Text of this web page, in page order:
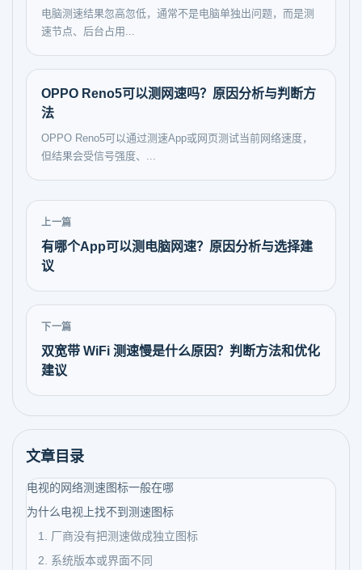
电脑测速结果忽高忽低，通常不是电脑单独出问题，而是测
速节点、后台占用...
OPPO Reno5可以测网速吗？原因分析与判断方
法
OPPO Reno5可以通过测速App或网页测试当前网络速度，
但结果会受信号强度、...
上一篇
有哪个App可以测电脑网速？原因分析与选择建
议
下一篇
双宽带 WiFi 测速慢是什么原因？判断方法和优化
建议
文章目录
电视的网络测速图标一般在哪
为什么电视上找不到测速图标
1. 厂商没有把测速做成独立图标
2. 系统版本或界面不同